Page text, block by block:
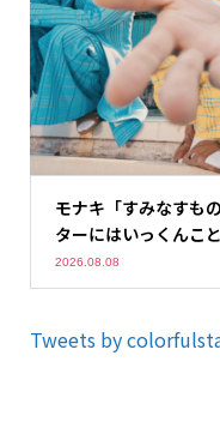
モナキ「すみなすも
ターにはいっくんこ
2026.08.08
Tweets by